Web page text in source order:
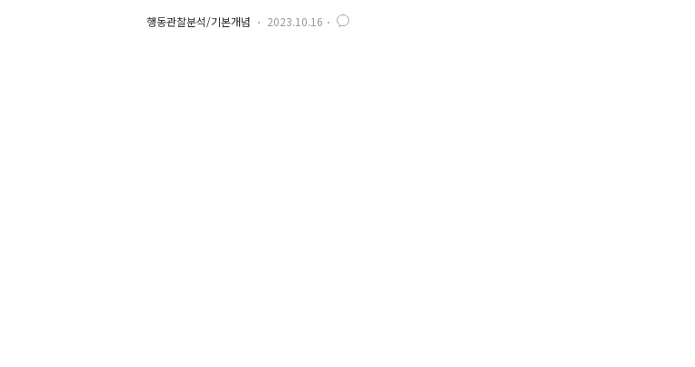
갖습니다. 휴식 시간을 갖은 뒤 다시 동일한 자극물을 같은 시선 경로로 응시합니다. 테스트 종료 후 동일한
자극물에 대한 영상을 비교하여 시선 측정의 정도를 확인합니다. 이렇듯 Gaze Replay와 Scan Path 화면
행동관찰분석/기본개념 2023.10.16